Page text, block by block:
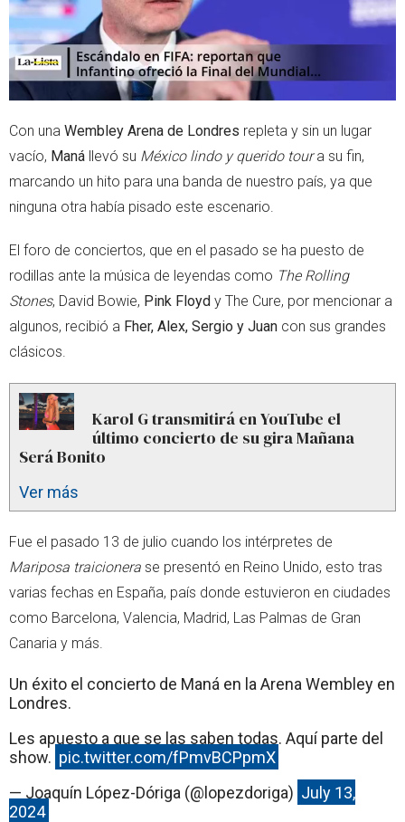
Con una Wembley Arena de Londres repleta y sin un lugar
vacío, Maná llevó su México lindo y querido toura su fin,
marcando un hito para una banda de nuestro país, ya que
ninguna otra había pisado este escenario.
El foro de conciertos, que en el pasado se ha puesto de
rodillas ante la música de leyendas como The Rolling
Stones, David Bowie, Pink Floyd y The Cure, por mencionar a
algunos, recibió a Fher, Alex, Sergio y Juan con sus grandes
clásicos.
Karol G transmitirá en YouTube el
último concierto de su gira Mañana
Será Bonito
Ver más
Fue el pasado 13 de julio cuando los intérpretes de
Mariposa traicionera se presentó en Reino Unido, esto tras
varias fechas en España, país donde estuvieron en ciudades
como Barcelona, Valencia, Madrid, Las Palmas de Gran
Canaria y más.
Un éxito el concierto de Maná en la Arena Wembley en
Londres.
Les apuesto a que se las saben todas. Aquí parte del
show. pic.twitter.com/fPmvBCPpmX
— Joaquín López-Dóriga (@lopezdoriga) July 13,
2024